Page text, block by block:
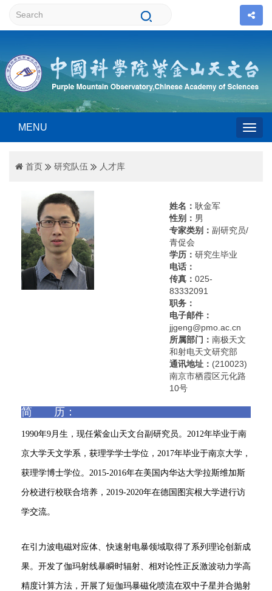
MENU
首页 研究队伍 人才库
姓名： 耿金军
性别： 男
专家类别： 副研究员/
青促会
学历： 研究生毕业
电话：
传真： 025-
83332091
职务：
电子邮件：
jjgeng@pmo.ac.cn
所属部门： 南极天文
和射电天文研究部
通讯地址： (210023)
南京市栖霞区元化路
10号
简 历：
1990年9月生，现任紫金山天文台副研究员。2012年毕业于南
京大学天文学系，获理学学士学位，2017年毕业于南京大学，
获理学博士学位。2015-2016年在美国内华达大学拉斯维加斯
分校进行校联合培养，2019-2020年在德国图宾根大学进行访
学交流。
在引力波电磁对应体、快速射电暴领域取得了系列理论创新成
果。开发了伽玛射线暴瞬时辐射、相对论性正反激波动力学高
精度计算方法，开展了短伽玛暴磁化喷流在双中子星并合抛射